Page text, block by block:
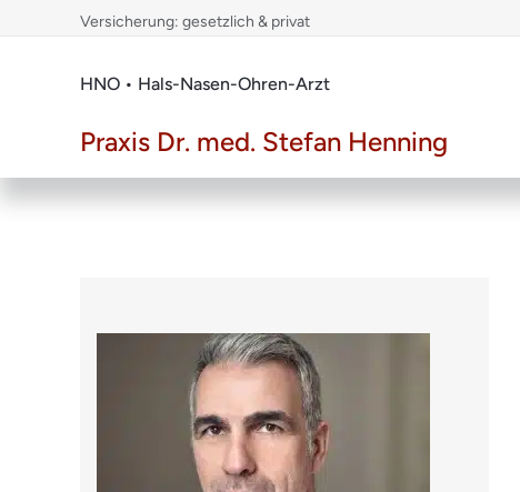
Versicherung: gesetzlich & privat
HNO • Hals-Nasen-Ohren-Arzt
Praxis Dr. med. Stefan Henning